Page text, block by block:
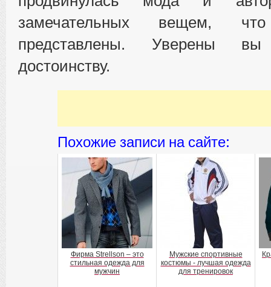
замечательных вещем,
представлены. Уверены
достоинству.
Похожие записи на сайте:
Фирма Strellson – это
стильная одежда для
мужчин
Мужские спортивные
костюмы - лучшая одежда
для тренировок